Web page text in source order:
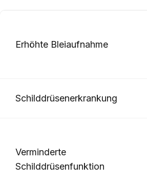
Erhöhte Bleiaufnahme
Schilddrüsenerkrankung
Verminderte
Schilddrüsenfunktion